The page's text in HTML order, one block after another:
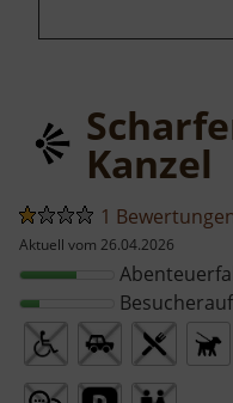
Kanzel
1
Aktuell vom 26.04.2026